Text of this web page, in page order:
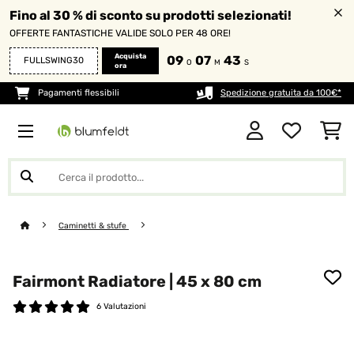
Fino al 30 % di sconto su prodotti selezionati!
OFFERTE FANTASTICHE VALIDE SOLO PER 48 ORE!
FULLSWING30
Acquista
ora
09 O 07 M 42 S
Pagamenti flessibili Spedizione gratuita da 100€*
Caminetti & stufe
Fairmont Radiatore | 45 x 80 cm
6 Valutazioni